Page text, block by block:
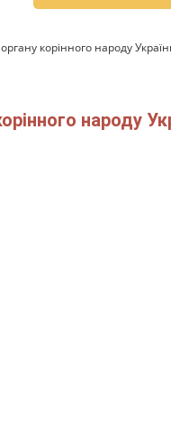
корінного народу
народу